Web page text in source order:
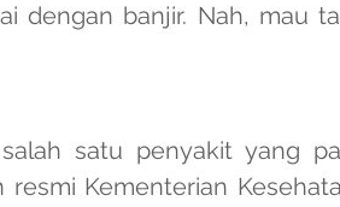
dengan banjir. Nah, mau
satu penyakit yang
Kementerian